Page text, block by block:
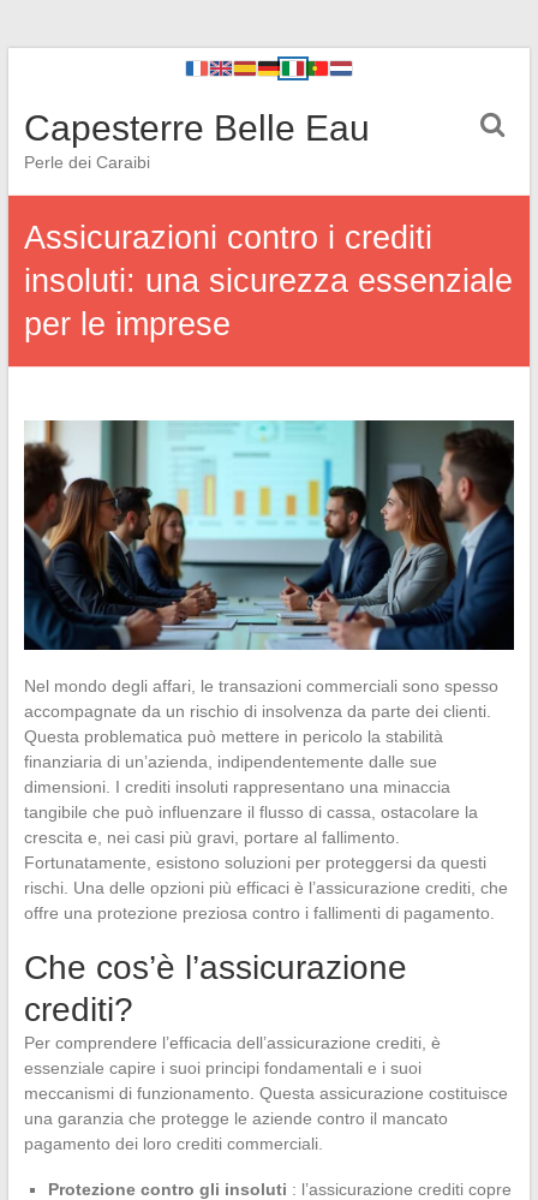
Capesterre Belle Eau
Perle dei Caraibi
Assicurazioni contro i crediti
insoluti: una sicurezza essenziale
per le imprese
Nel mondo degli affari, le transazioni commerciali sono spesso
accompagnate da un rischio di insolvenza da parte dei clienti.
Questa problematica può mettere in pericolo la stabilità
finanziaria di un’azienda, indipendentemente dalle sue
dimensioni. I crediti insoluti rappresentano una minaccia
tangibile che può influenzare il flusso di cassa, ostacolare la
crescita e, nei casi più gravi, portare al fallimento.
Fortunatamente, esistono soluzioni per proteggersi da questi
rischi. Una delle opzioni più efficaci è l’assicurazione crediti, che
offre una protezione preziosa contro i fallimenti di pagamento.
Che cos’è l’assicurazione
crediti?
Per comprendere l’efficacia dell’assicurazione crediti, è
essenziale capire i suoi principi fondamentali e i suoi
meccanismi di funzionamento. Questa assicurazione costituisce
una garanzia che protegge le aziende contro il mancato
pagamento dei loro crediti commerciali.
Protezione contro gli insoluti : l’assicurazione crediti copre